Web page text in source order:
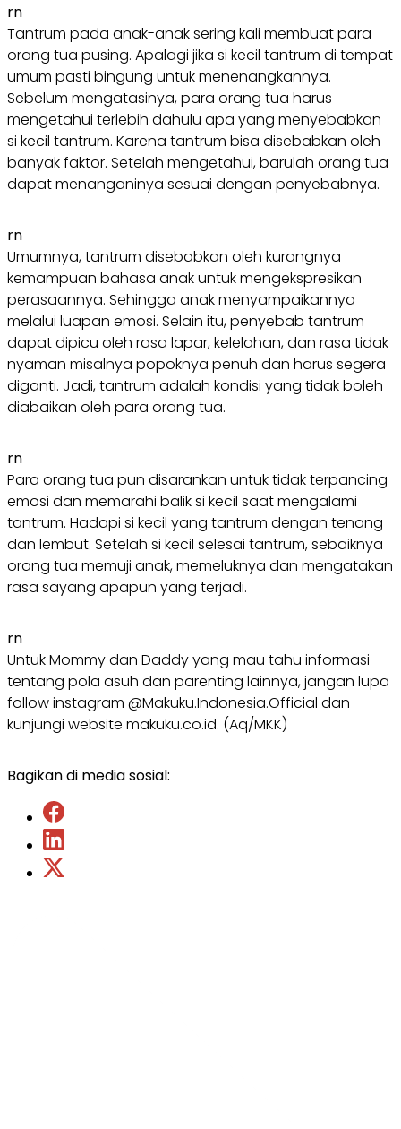
rn
Tantrum pada anak-anak sering kali membuat para
orang tua pusing. Apalagi jika si kecil tantrum di tempat
umum pasti bingung untuk menenangkannya.
Sebelum mengatasinya, para orang tua harus
mengetahui terlebih dahulu apa yang menyebabkan
si kecil tantrum. Karena tantrum bisa disebabkan oleh
banyak faktor. Setelah mengetahui, barulah orang tua
dapat menanganinya sesuai dengan penyebabnya.
rn
Umumnya, tantrum disebabkan oleh kurangnya
kemampuan bahasa anak untuk mengekspresikan
perasaannya. Sehingga anak menyampaikannya
melalui luapan emosi. Selain itu, penyebab tantrum
dapat dipicu oleh rasa lapar, kelelahan, dan rasa tidak
nyaman misalnya popoknya penuh dan harus segera
diganti. Jadi, tantrum adalah kondisi yang tidak boleh
diabaikan oleh para orang tua.
rn
Para orang tua pun disarankan untuk tidak terpancing
emosi dan memarahi balik si kecil saat mengalami
tantrum. Hadapi si kecil yang tantrum dengan tenang
dan lembut. Setelah si kecil selesai tantrum, sebaiknya
orang tua memuji anak, memeluknya dan mengatakan
rasa sayang apapun yang terjadi.
rn
Untuk Mommy dan Daddy yang mau tahu informasi
tentang pola asuh dan parenting lainnya, jangan lupa
follow instagram @Makuku.Indonesia.Official dan
kunjungi website makuku.co.id. (Aq/MKK)
Bagikan di media sosial: